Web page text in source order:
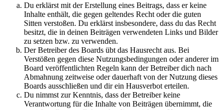
Du erklärst mit der Erstellung eines Beitrags, dass er keine
Inhalte enthält, die gegen geltendes Recht oder die guten
Sitten verstoßen. Du erklärst insbesondere, dass du das Recht
besitzt, die in deinen Beiträgen verwendeten Links und Bilder
zu setzen bzw. zu verwenden.
Der Betreiber des Boards übt das Hausrecht aus. Bei
Verstößen gegen diese Nutzungsbedingungen oder anderer im
Board veröffentlichten Regeln kann der Betreiber dich nach
Abmahnung zeitweise oder dauerhaft von der Nutzung dieses
Boards ausschließen und dir ein Hausverbot erteilen.
Du nimmst zur Kenntnis, dass der Betreiber keine
Verantwortung für die Inhalte von Beiträgen übernimmt, die